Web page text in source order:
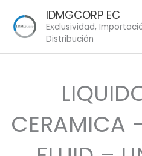
content
IDMGCORP EC
Exclusividad,
Distribución
CERAMICA